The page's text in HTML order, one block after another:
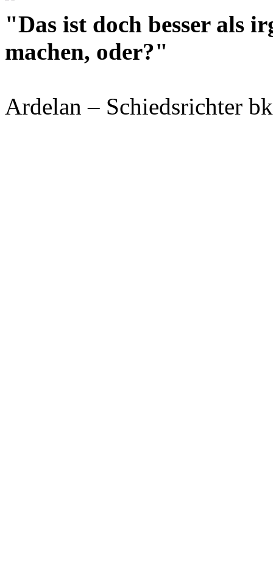
"Das ist doch besser als
machen, oder?"
Ardelan – Schiedsrichter